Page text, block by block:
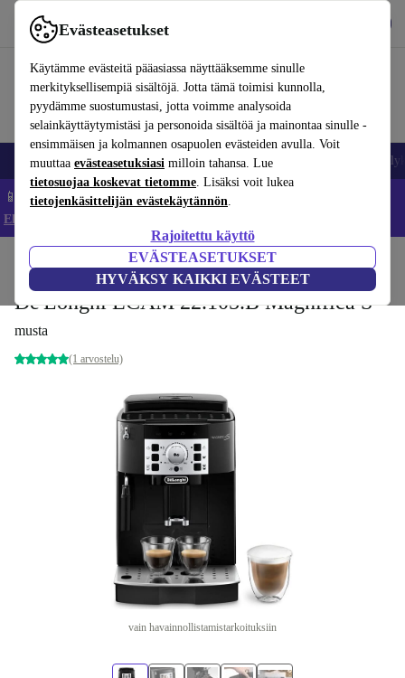
Evästeasetukset
Käytämme evästeitä pääasiassa näyttääksemme sinulle
merkityksellisempiä sisältöjä. Jotta tämä toimisi kunnolla,
pyydämme suostumustasi, jotta voimme analysoida
selainkäyttäytymistäsi ja personoida sisältöä ja mainontaa sinulle -
ensimmäisen ja kolmannen osapuolen evästeiden avulla. Voit
muuttaa evästeasetuksiasi milloin tahansa. Lue
tietosuojaa koskevat tietomme. Lisäksi voit lukea
tietojenkäsittelijän evästekäytännön.
Rajoitettu käyttö
EVÄSTEASETUKSET
HYVÄKSY KAIKKI EVÄSTEET
Käytä refurbed-palvelua nopeasti ja helposti
Matkapuhelimet ja älypuhelimet Kannettavat tietokoneet
📱 Säästä 5 % LISÄÄ iPhoneista – Koodi: IPHONEDEAL –
Ehdot ja säännöt
Juomat Kahvi
De'Longhi ECAM 22.105.B Magnifica S
musta
(1 arvostelu)
vain havainnollistamistarkoituksiin